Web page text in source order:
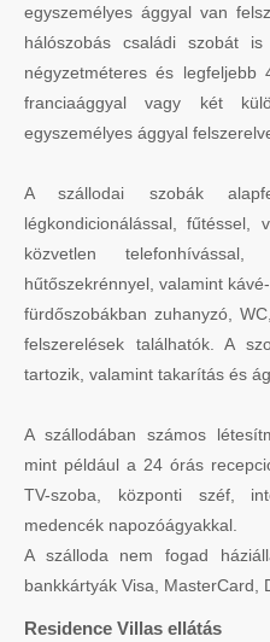
egyszemélyes ággyal van
hálószobás családi szobát
négyzetméteres és legfeljebb
franciaággyal vagy két
egyszemélyes ággyal
A szállodai szobák
légkondicionálással, fűtéssel,
közvetlen
hűtőszekrénnyel, valamint
fürdőszobákban zuhanyzó,
felszerelések találhatók. A
tartozik, valamint takarítás és
A szállodában számos
mint például a 24 órás
TV-szoba, központi széf,
medencék napozóágyakkal.
A szálloda nem fogad
bankkártyák Visa, MasterCard,
Residence Villas ellátás